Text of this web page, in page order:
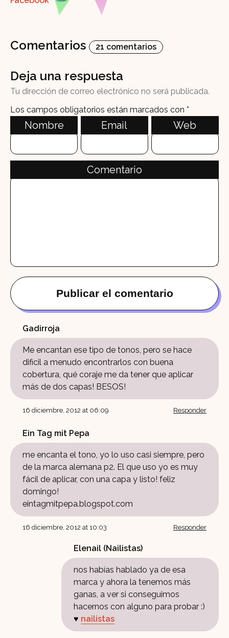
Comentarios 21 comentarios
Deja una respuesta
Tu dirección de correo electrónico no será publicada.
Los campos obligatorios están marcados con *
Nombre Email Web
Comentario
Gadirroja
Me encantan ese tipo de tonos, pero se hace
dificil a menudo encontrarlos con buena
cobertura, qué coraje me da tener que aplicar
más de dos capas! BESOS!
16 diciembre, 2012 at 06:09 Responder
Ein Tag mit Pepa
me encanta el tono, yo lo uso casi siempre, pero
de la marca alemana p2. El que uso yo es muy
fácil de aplicar, con una capa y listo! feliz
domingo!
eintagmitpepa.blogspot.com
16 diciembre, 2012 at 10:03 Responder
Elenail (Nailistas)
nos habías hablado ya de esa
marca y ahora la tenemos más
ganas, a ver si conseguimos
hacernos con alguno para probar :)
♥ nailistas